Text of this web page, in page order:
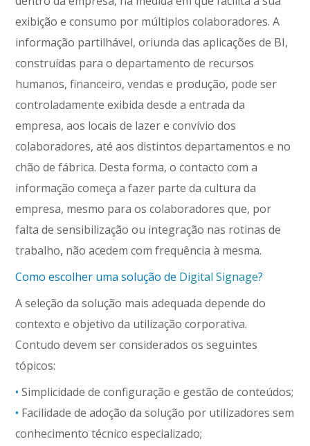
exibição e consumo por múltiplos colaboradores. A
informação partilhável, oriunda das aplicações de BI,
construídas para o departamento de recursos
humanos, financeiro, vendas e produção, pode ser
controladamente exibida desde a entrada da
empresa, aos locais de lazer e convívio dos
colaboradores, até aos distintos departamentos e no
chão de fábrica. Desta forma, o contacto com a
informação começa a fazer parte da cultura da
empresa, mesmo para os colaboradores que, por
falta de sensibilização ou integração nas rotinas de
trabalho, não acedem com frequência à mesma.
Como escolher uma solução de Digital Signage?
A seleção da solução mais adequada depende do
contexto e objetivo da utilização corporativa.
Contudo devem ser considerados os seguintes
tópicos:
•Simplicidade de configuração e gestão de conteúdos;
• Facilidade de adoção da solução por utilizadores sem
conhecimento técnico especializado;